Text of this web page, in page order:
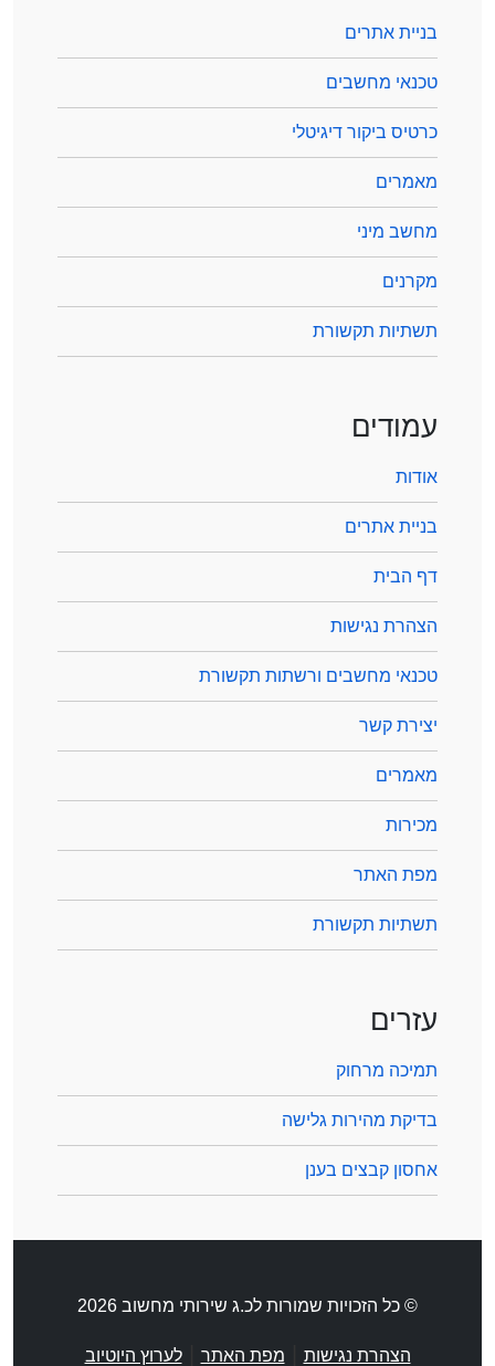
בניית אתרים
טכנאי מחשבים
כרטיס ביקור דיגיטלי
מאמרים
מחשב מיני
מקרנים
תשתיות תקשורת
עמודים
אודות
בניית אתרים
דף הבית
הצהרת נגישות
טכנאי מחשבים ורשתות תקשורת
יצירת קשר
מאמרים
מכירות
מפת האתר
תשתיות תקשורת
עזרים
תמיכה מרחוק
בדיקת מהירות גלישה
אחסון קבצים בענן
© כל הזכויות שמורות לכ.ג שירותי מחשוב 2026
הצהרת נגישות מפת האתר |לערוץ היוטיוב